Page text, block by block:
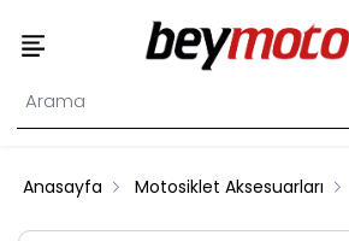
Anasayfa Motosiklet Aksesuarları